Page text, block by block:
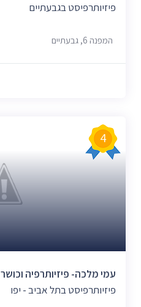
פיזיותרפיסט בגבעתיים
המפנה 6, גבעתיים
4
עמי מלכה- פיזיותרפיה וכושר
פיזיותרפיסט בתל אביב - יפו